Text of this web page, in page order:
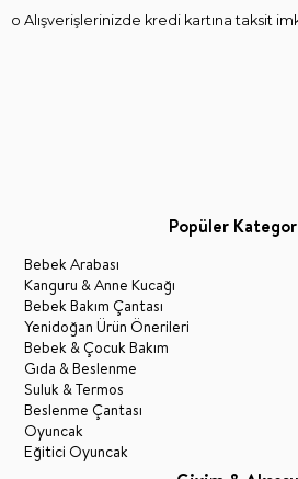
o Alışverişlerinizde kredi kartına taksit
Popüler
Bebek Arabası
Kanguru & Anne Kucağı
Bebek Bakım Çantası
Yenidoğan Ürün Önerileri
Bebek & Çocuk Bakım
Gıda & Beslenme
Suluk & Termos
Beslenme Çantası
Oyuncak
Eğitici Oyuncak